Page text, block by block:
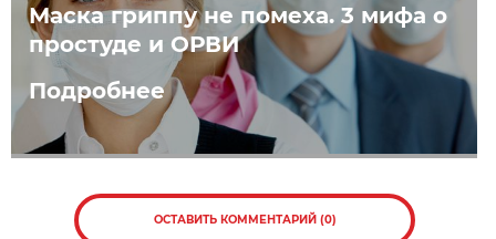
Маска гриппу не помеха. 3 мифа о
простуде и ОРВИ
Подробнее
ОСТАВИТЬ КОММЕНТАРИЙ (0)